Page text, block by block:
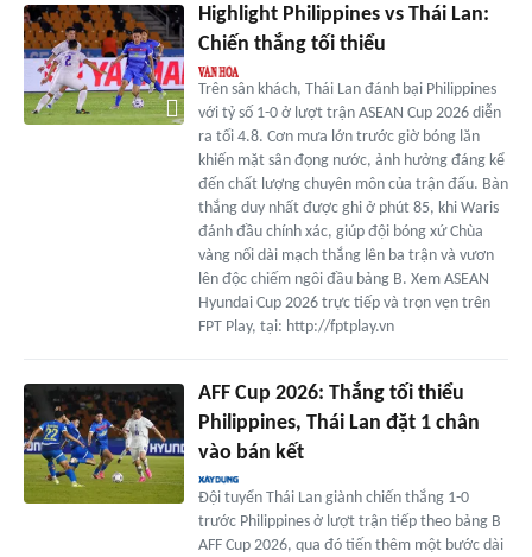
Highlight Philippines vs Thái Lan:
Chiến thắng tối thiểu
Trên sân khách, Thái Lan đánh bại Philippines
với tỷ số 1-0 ở lượt trận ASEAN Cup 2026 diễn
ra tối 4.8. Cơn mưa lớn trước giờ bóng lăn
khiến mặt sân đọng nước, ảnh hưởng đáng kể
đến chất lượng chuyên môn của trận đấu. Bàn
thắng duy nhất được ghi ở phút 85, khi Waris
đánh đầu chính xác, giúp đội bóng xứ Chùa
vàng nối dài mạch thắng lên ba trận và vươn
lên độc chiếm ngôi đầu bảng B. Xem ASEAN
Hyundai Cup 2026 trực tiếp và trọn vẹn trên
FPT Play, tại: http://fptplay.vn
AFF Cup 2026: Thắng tối thiểu
Philippines, Thái Lan đặt 1 chân
vào bán kết
Đội tuyển Thái Lan giành chiến thắng 1-0
trước Philippines ở lượt trận tiếp theo bảng B
AFF Cup 2026, qua đó tiến thêm một bước dài